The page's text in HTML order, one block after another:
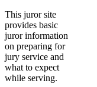
This juror site
provides basic
juror information
on preparing for
jury service and
what to expect
while serving.